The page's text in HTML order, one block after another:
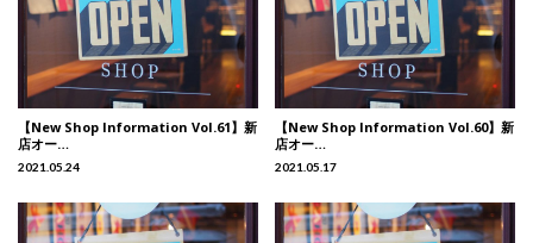
【New Shop Information Vol.61】新
店オー…
2021.05.24
【New Shop Information Vol.60】新
店オー…
2021.05.17